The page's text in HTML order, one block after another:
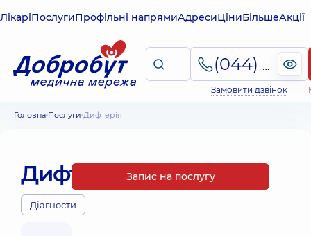
ЛікаріПослугиПрофільні напрямиАдресиЦіниБільшеАкції
(044) 495-2-888
Замовити дзвінок
Головна Послуги Дифтерія
Дифтерія
Діагности
Запис на послугу